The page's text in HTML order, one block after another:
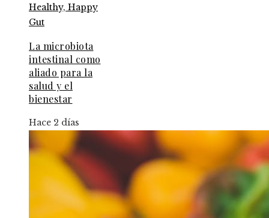
La microbiota
intestinal como
aliado para la
salud y el
bienestar
Hace 2 días